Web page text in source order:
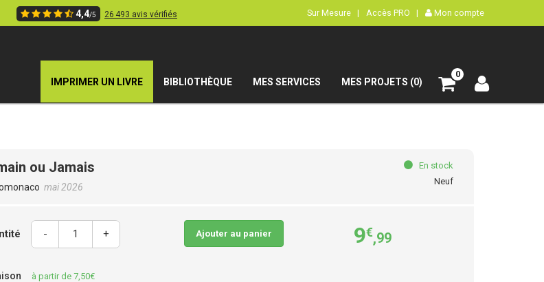
4,4/5 26 493 avis vérifiés Sur Mesure | Accès PRO | Mon compte
IMPRIMER UN LIVRE BIBLIOTHÈQUE MES SERVICES MES PROJETS (0)
0
ou Jamais
mai 2026
En stock
Neuf
- + Ajouter au panier 9€,99
à partir de 7,50€